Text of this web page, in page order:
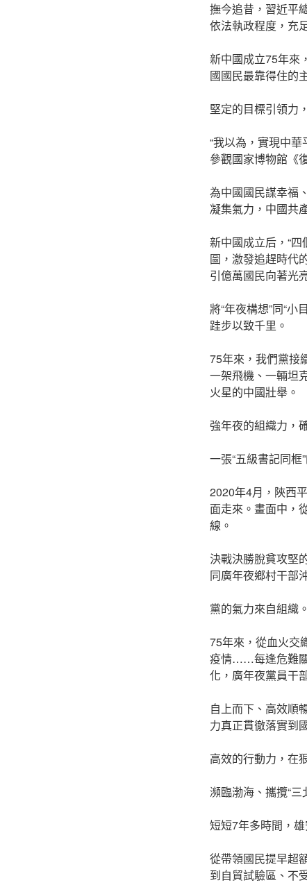
撫今追昔，習近平
依法執政程度，充
新中國成立75年來
國國民最靠得住的
堅定的目標引領
“我以為，實現中
參觀國家博物館《
為中國國民謀幸福
凝集氣力，中國共
新中國成立后，“
圖，激發追趕時代
引億萬國民向著光
將“年夜構想”同“
跬步以致千里。
75年來，我們黨接
一架飛機、一輛坦
火星的中國壯舉。
強年夜的組織力，
一張“五級書記同框
2020年4月，陜西
面走來。畫面中，
線。
決戰決勝脫貧攻堅
同廣年夜鄉村干部
黨的氣力來自組織
75年來，從血火交
疫情……每逢危難關
化，廣年夜黨員干
自上而下、高效順
力真正貫徹落實到
高效的行動力，
瀕臨渤海、攜攬“三
短短7年多時間，
從帶領國民提早超
到自貿試驗區、不